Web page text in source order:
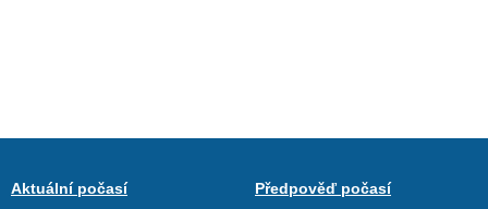
Aktuální počasí
Předpověď počasí